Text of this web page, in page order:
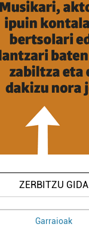
ZERBITZU GIDA
Garraioak